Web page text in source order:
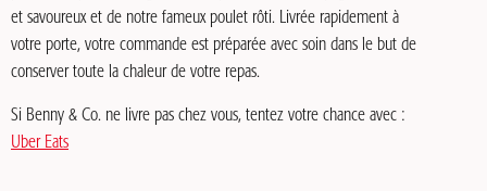
et savoureux et de notre fameux poulet rôti. Livrée rapidement à
votre porte, votre commande est préparée avec soin dans le but de
conserver toute la chaleur de votre repas.
Si Benny & Co. ne livre pas chez vous, tentez votre chance avec :
Uber Eats